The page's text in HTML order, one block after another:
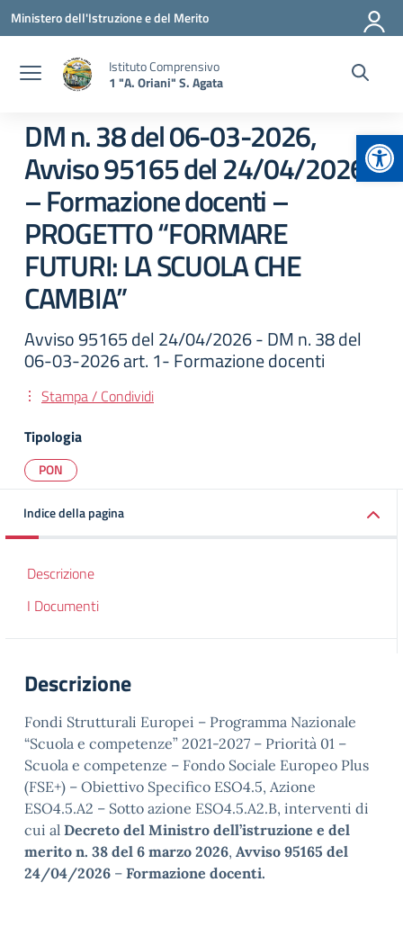
Vai ai contenuti
Vai al menu di navigazione
Vai al footer
Ministero dell'Istruzione e del Merito
Istituto Comprensivo
1 "A. Oriani" S. Agata
DM n. 38 del 06-03-2026,
Avviso 95165 del 24/04/2026
– Formazione docenti –
PROGETTO “FORMARE
FUTURI: LA SCUOLA CHE
CAMBIA”
Avviso 95165 del 24/04/2026 - DM n. 38 del
06-03-2026 art. 1- Formazione docenti
Stampa / Condividi
Tipologia
PON
Indice della pagina
Descrizione
I Documenti
Descrizione
Fondi Strutturali Europei – Programma Nazionale
“Scuola e competenze” 2021-2027 – Priorità 01 –
Scuola e competenze – Fondo Sociale Europeo Plus
(FSE+) – Obiettivo Specifico ESO4.5, Azione
ESO4.5.A2 – Sotto azione ESO4.5.A2.B, interventi di
cui al Decreto del Ministro dell’istruzione e del
merito n. 38 del 6 marzo 2026, Avviso 95165 del
24/04/2026 – Formazione docenti.